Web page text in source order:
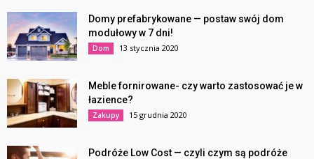
Domy prefabrykowane — postaw swój dom
modułowy w 7 dni!
Dom 13 stycznia 2020
Meble fornirowane- czy warto zastosować je w
łazience?
Zakupy 15 grudnia 2020
Podróże Low Cost — czyli czym są podróże